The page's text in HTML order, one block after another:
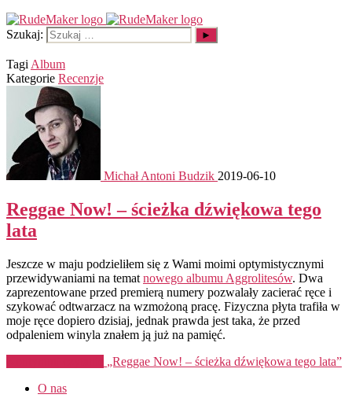
Szukaj:
Tagi Album
Kategorie Recenzje
Michał Antoni Budzik 2019-06-10
Reggae Now! – ścieżka dźwiękowa tego
lata
Jeszcze w maju podzieliłem się z Wami moimi optymistycznymi
przewidywaniami na temat nowego albumu Aggrolitesów. Dwa
zaprezentowane przed premierą numery pozwalały zacierać ręce i
szykować odtwarzacz na wzmożoną pracę. Fizyczna płyta trafiła w
moje ręce dopiero dzisiaj, jednak prawda jest taka, że przed
odpaleniem winyla znałem ją już na pamięć.
„Reggae Now! – ścieżka dźwiękowa tego lata”
O nas